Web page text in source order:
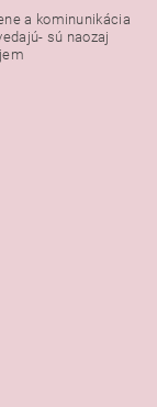
a kominunikácia
sú naozaj